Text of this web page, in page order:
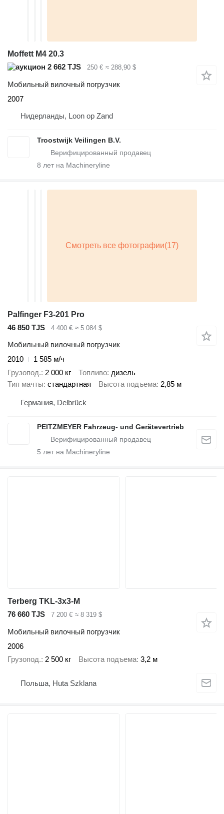
Moffett M4 20.3
2 662 TJS
250 € ≈ 288,90 $
Мобильный вилочный погрузчик
2007
Нидерланды, Loon op Zand
Troostwijk Veilingen B.V.
8 лет на Machineryline
Palfinger F3-201 Pro
46 850 TJS
4 400 € ≈ 5 084 $
Мобильный вилочный погрузчик
2010
1 585 м/ч
Грузопод. 2 000 кг Топливо дизель
Тип мачты стандартная Высота подъема 2,85 м
Германия, Delbrück
PEITZMEYER Fahrzeug- und Gerätevertrieb
5 лет на Machineryline
Terberg TKL-3x3-M
76 660 TJS
7 200 € ≈ 8 319 $
Мобильный вилочный погрузчик
2006
Грузопод. 2 500 кг Высота подъема 3,2 м
Польша, Huta Szklana